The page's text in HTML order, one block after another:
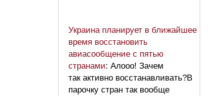
Украина планирует в ближайшее
время восстановить
авиасообщение с пятью
странами: Алооо! Зачем
так активно восстанавливать?В
парочку стран так вообще